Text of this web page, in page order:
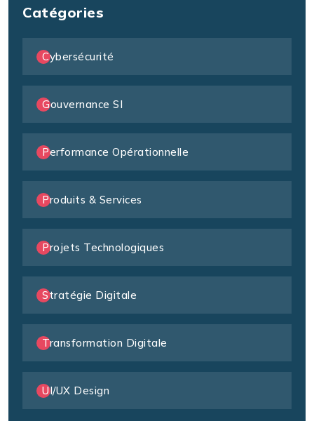
Catégories
Cybersécurité
Gouvernance SI
Performance Opérationnelle
Produits & Services
Projets Technologiques
Stratégie Digitale
Transformation Digitale
UI/UX Design